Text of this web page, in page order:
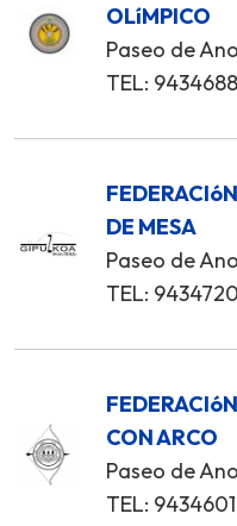
OLíMPICO
Paseo de
TEL:
DE MESA
Paseo de
TEL:
CON ARCO
Paseo de
TEL: